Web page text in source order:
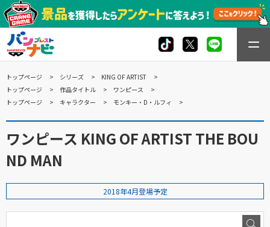
トップページ シリーズ
KING OF ARTIST
トップページ
作品タイトル
ワンピース
トップページ
キャラクター モンキー・D・ルフィ
ワンピース KING OF ARTIST THE BOU
ND MAN
2018年4月登場予定